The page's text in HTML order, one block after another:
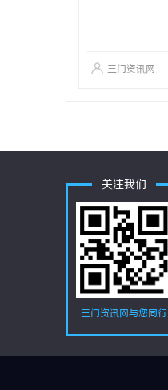
三门资讯网
关注我们
三门资讯网与您同行